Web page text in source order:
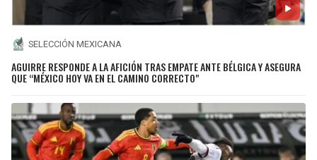
SELECCIÓN MEXICANA
AGUIRRE RESPONDE A LA AFICIÓN TRAS EMPATE ANTE BÉLGICA Y ASEGURA
QUE “MÉXICO HOY VA EN EL CAMINO CORRECTO"